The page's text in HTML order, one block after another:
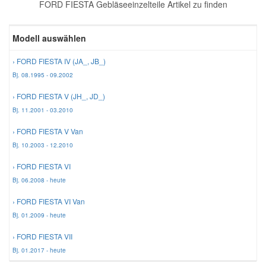
FORD FIESTA Gebläseeinzelteile Artikel zu finden
Modell auswählen
› FORD FIESTA IV (JA_, JB_)
Bj. 08.1995 - 09.2002
› FORD FIESTA V (JH_, JD_)
Bj. 11.2001 - 03.2010
› FORD FIESTA V Van
Bj. 10.2003 - 12.2010
› FORD FIESTA VI
Bj. 06.2008 - heute
› FORD FIESTA VI Van
Bj. 01.2009 - heute
› FORD FIESTA VII
Bj. 01.2017 - heute
Zündanlage und Glühanlage
Lancia Ersatzteile